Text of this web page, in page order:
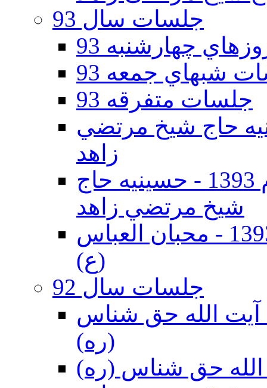
جلسات سال 93
چهارشنبه 93
شبهاي جمعه 93
جلسات متفرقه 93
دوم 93 - حسينيه حاج شيخ مرتضي
زاهد
جلسات دهه اول محرم الحرام 1393 - حسينيه حاج
شيخ مرتضي زاهد
جلسات دهه اول محرم الحرام 1393 - محبان العباس
(ع)
جلسات سال 92
92 - حسينيه آيت الله حق شناس
(ره)